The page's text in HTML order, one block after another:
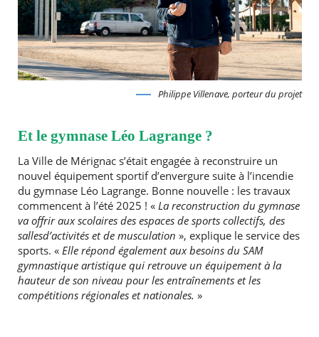
Philippe Villenave, porteur du projet
Et le gymnase Léo Lagrange ?
La Ville de Mérignac s’était engagée à reconstruire un
nouvel équipement sportif d’envergure suite à l’incendie
du gymnase Léo Lagrange. Bonne nouvelle : les travaux
commencent à l’été 2025 ! «La reconstruction du gymnase
va offrir aux scolaires des espaces de sports collectifs, des
sallesd’activités et de musculation », explique le service des
sports. «Elle répond également aux besoins du SAM
gymnastique artistique qui retrouve un équipement à la
hauteur de son niveau pour les entraînements et les
compétitions régionales et nationales. »